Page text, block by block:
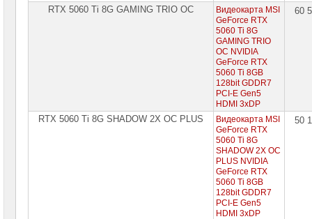
RTX 5060 Ti 8G GAMING TRIO OC
Видеокарта MSI
GeForce RTX
5060 Ti 8G
GAMING TRIO
OC NVIDIA
GeForce RTX
5060 Ti 8GB
128bit GDDR7
PCI-E Gen5
HDMI 3xDP
60
RTX 5060 Ti 8G SHADOW 2X OC PLUS
Видеокарта MSI
GeForce RTX
5060 Ti 8G
SHADOW 2X OC
PLUS NVIDIA
GeForce RTX
5060 Ti 8GB
128bit GDDR7
PCI-E Gen5
HDMI 3xDP
50